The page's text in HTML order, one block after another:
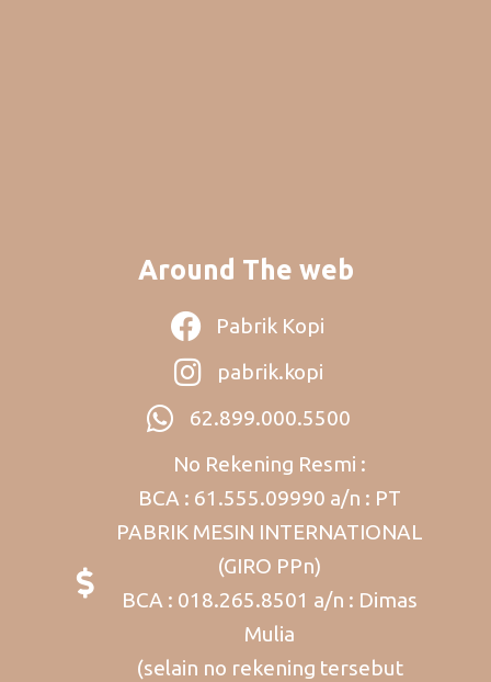
Around The web
Pabrik Kopi
pabrik.kopi
62.899.000.5500
No Rekening Resmi :
BCA : 61.555.09990 a/n : PT
PABRIK MESIN INTERNATIONAL
(GIRO PPn)
BCA : 018.265.8501 a/n : Dimas
Mulia
(selain no rekening tersebut